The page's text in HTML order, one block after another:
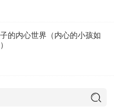
的内心世界（内心的小孩如